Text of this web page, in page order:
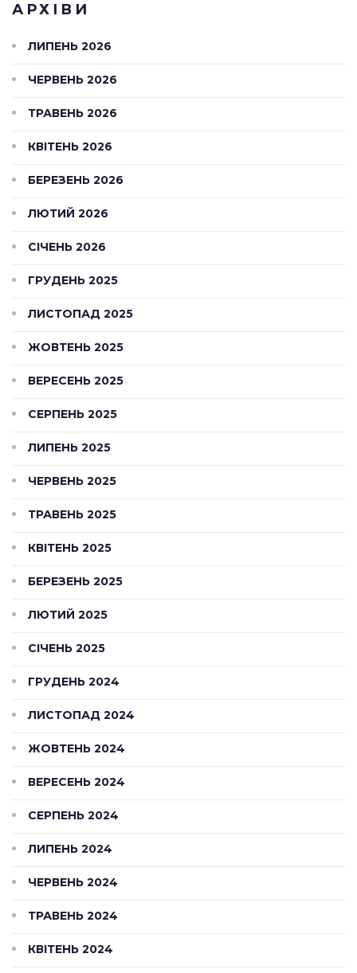
АРХІВИ
ЛИПЕНЬ 2026
ЧЕРВЕНЬ 2026
ТРАВЕНЬ 2026
КВІТЕНЬ 2026
БЕРЕЗЕНЬ 2026
ЛЮТИЙ 2026
СІЧЕНЬ 2026
ГРУДЕНЬ 2025
ЛИСТОПАД 2025
ЖОВТЕНЬ 2025
ВЕРЕСЕНЬ 2025
СЕРПЕНЬ 2025
ЛИПЕНЬ 2025
ЧЕРВЕНЬ 2025
ТРАВЕНЬ 2025
КВІТЕНЬ 2025
БЕРЕЗЕНЬ 2025
ЛЮТИЙ 2025
СІЧЕНЬ 2025
ГРУДЕНЬ 2024
ЛИСТОПАД 2024
ЖОВТЕНЬ 2024
ВЕРЕСЕНЬ 2024
СЕРПЕНЬ 2024
ЛИПЕНЬ 2024
ЧЕРВЕНЬ 2024
ТРАВЕНЬ 2024
КВІТЕНЬ 2024